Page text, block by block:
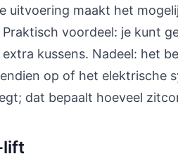
uitvoering maakt het
voordeel: je kunt
kussens. Nadeel: het
op of het elektrische
dat bepaalt hoeveel
lift